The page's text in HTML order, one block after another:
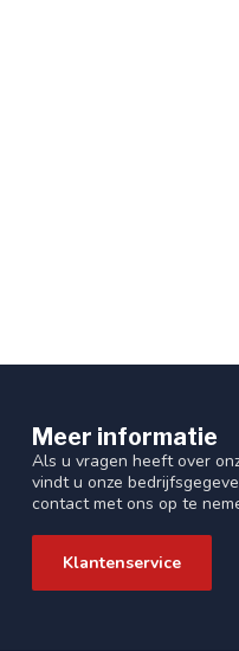
Meer informatie
Als u vragen heeft over
vindt u onze
contact met ons op te
Klantenservice